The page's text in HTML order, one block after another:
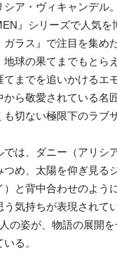
シア・ヴィキャンデル
』シリーズで人気を
ガラス』で注目を集め
地球の果てまでもとら
てまでを追いかけるエ
から敬愛されている名
切ない極限下のラブ
では、ダニー（アリシ
つめ、太陽を仰ぎ見る
）と背中合わせのよう
う気持ちが表現されて
の姿が、物語の展開
る。